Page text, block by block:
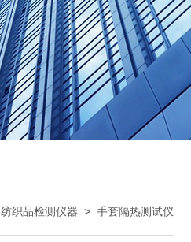
纺织品检测仪器 > 手套隔热测试仪